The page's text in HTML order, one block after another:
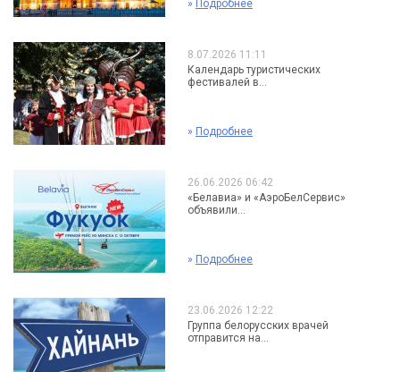
» Подробнее
8.07.2026 11:11
Календарь туристических
фестивалей в...
» Подробнее
26.06.2026 06:42
«Белавиа» и «АэроБелСервис»
объявили...
» Подробнее
23.06.2026 12:22
Группа белорусских врачей
отправится на...